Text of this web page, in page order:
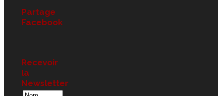
Partage
Facebook
Recevoir
la
Newsletter